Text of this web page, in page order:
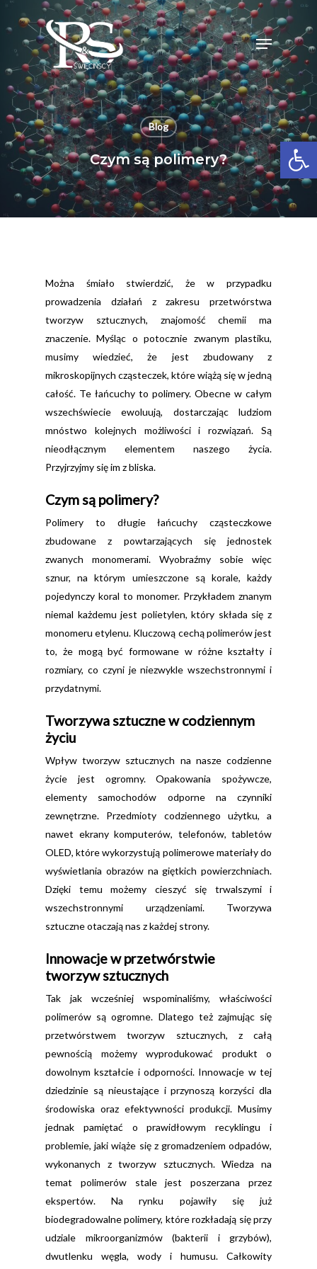
Skip
to
content
Menu
Blog
Czym są polimery?
Można śmiało stwierdzić, że w przypadku
prowadzenia działań z zakresu przetwórstwa
tworzyw sztucznych, znajomość chemii ma
znaczenie. Myśląc o potocznie zwanym plastiku,
musimy wiedzieć, że jest zbudowany z
mikroskopijnych cząsteczek, które wiążą się w jedną
całość. Te łańcuchy to polimery. Obecne w całym
wszechświecie ewoluują, dostarczając ludziom
mnóstwo kolejnych możliwości i rozwiązań. Są
nieodłącznym elementem naszego życia.
Przyjrzyjmy się im z bliska.
Czym są polimery?
Polimery to długie łańcuchy cząsteczkowe
zbudowane z powtarzających się jednostek
zwanych monomerami. Wyobraźmy sobie więc
sznur, na którym umieszczone są korale, każdy
pojedynczy koral to monomer. Przykładem znanym
niemal każdemu jest polietylen, który składa się z
monomeru etylenu. Kluczową cechą polimerów jest
to, że mogą być formowane w różne kształty i
rozmiary, co czyni je niezwykle wszechstronnymi i
przydatnymi.
Tworzywa sztuczne w codziennym
życiu
Wpływ tworzyw sztucznych na nasze codzienne
życie jest ogromny. Opakowania spożywcze,
elementy samochodów odporne na czynniki
zewnętrzne. Przedmioty codziennego użytku, a
nawet ekrany komputerów, telefonów, tabletów
OLED, które wykorzystują polimerowe materiały do
wyświetlania obrazów na giętkich powierzchniach.
Dzięki temu możemy cieszyć się trwalszymi i
wszechstronnymi urządzeniami. Tworzywa
sztuczne otaczają nas z każdej strony.
Innowacje w przetwórstwie
tworzyw sztucznych
Tak jak wcześniej wspominaliśmy, właściwości
polimerów są ogromne. Dlatego też zajmując się
przetwórstwem tworzyw sztucznych, z całą
pewnością możemy wyprodukować produkt o
dowolnym kształcie i odporności. Innowacje w tej
dziedzinie są nieustające i przynoszą korzyści dla
środowiska oraz efektywności produkcji. Musimy
jednak pamiętać o prawidłowym recyklingu i
problemie, jaki wiąże się z gromadzeniem odpadów,
wykonanych z tworzyw sztucznych. Wiedza na
temat polimerów stale jest poszerzana przez
ekspertów. Na rynku pojawiły się już
biodegradowalne polimery, które rozkładają się przy
udziale mikroorganizmów (bakterii i grzybów),
dwutlenku węgla, wody i humusu. Całkowity
Close
Menu